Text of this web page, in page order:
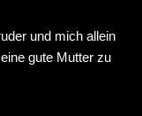
und mich allein
gute Mutter zu